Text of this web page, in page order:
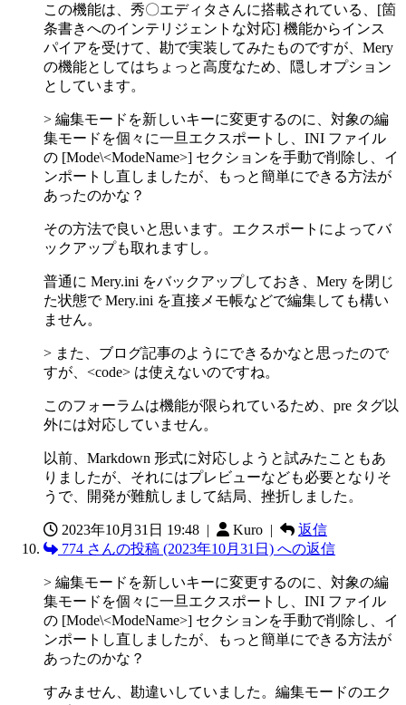
この機能は、秀〇エディタさんに搭載されている、[箇
条書きへのインテリジェントな対応] 機能からインス
パイアを受けて、勘で実装してみたものですが、Mery
の機能としてはちょっと高度なため、隠しオプション
としています。
> 編集モードを新しいキーに変更するのに、対象の編
集モードを個々に一旦エクスポートし、INI ファイル
の [Mode\<ModeName>] セクションを手動で削除し、イ
ンポートし直しましたが、もっと簡単にできる方法が
あったのかな？
その方法で良いと思います。エクスポートによってバ
ックアップも取れますし。
普通に Mery.ini をバックアップしておき、Mery を閉じ
た状態で Mery.ini を直接メモ帳などで編集しても構い
ません。
> また、ブログ記事のようにできるかなと思ったので
すが、<code> は使えないのですね。
このフォーラムは機能が限られているため、pre タグ以
外には対応していません。
以前、Markdown 形式に対応しようと試みたこともあ
りましたが、それにはプレビューなども必要となりそ
うで、開発が難航しまして結局、挫折しました。
2023年10月31日 19:48 | Kuro |
返信
774 さんの投稿 (2023年10月31日) への返信
> 編集モードを新しいキーに変更するのに、対象の編
集モードを個々に一旦エクスポートし、INI ファイル
の [Mode\<ModeName>] セクションを手動で削除し、イ
ンポートし直しましたが、もっと簡単にできる方法が
あったのかな？
すみません、勘違いしていました。編集モードのエク